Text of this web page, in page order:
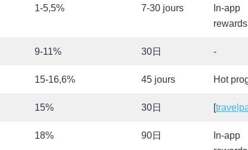
1-5,5% 7-30 jours
In-app
rewards
9-11% 30日 -
15-16,6% 45 jours Hot
15% 30日 [
18% 90日
In-app